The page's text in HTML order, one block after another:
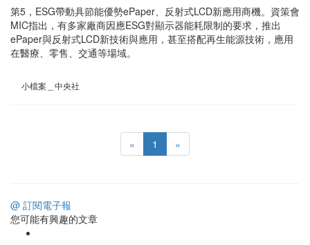
第5，ESG帶動具節能優勢ePaper、反射式LCD新應用商機。資策會
MIC指出，有多家廠商因應ESG對顯示器能耗限制的要求，推出
ePaper與反射式LCD新技術與應用，甚至搭配再生能源技術，應用
在醫療、零售、交通等場域。
小檔案＿中央社
« 1 »
@ 訂閱電子報
您可能有興趣的文章